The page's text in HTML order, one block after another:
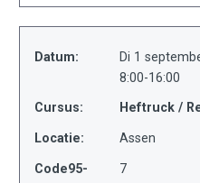
Datum:
Di 1
8:00-16:00
Cursus: Heftruck /
Locatie: Assen
Code95-
7